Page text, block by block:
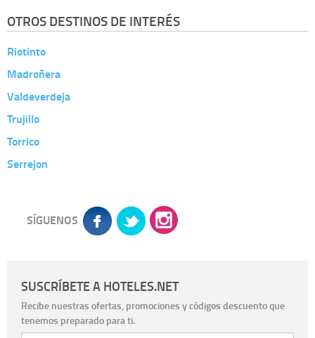
OTROS DESTINOS DE INTERÉS
Riotinto
Madroñera
Valdeverdeja
Trujillo
Torrico
Serrejon
SÍGUENOS
SUSCRÍBETE A HOTELES.NET
Recibe nuestras ofertas, promociones y códigos descuento que
tenemos preparado para ti.